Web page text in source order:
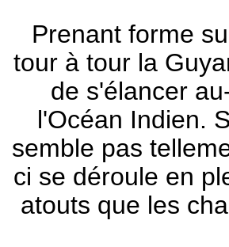
Prenant forme
tour à tour la
de s'élancer
l'Océan Indien.
semble pas
ci se déroule en
atouts que les